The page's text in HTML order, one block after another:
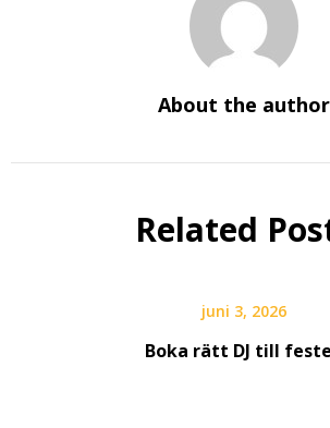
About the author
Related
juni 3, 2026
Boka rätt DJ till